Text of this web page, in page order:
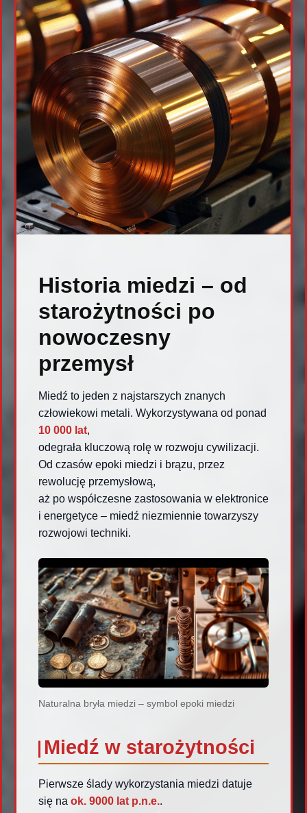
Historia miedzi – od
starożytności po
nowoczesny
przemysł
Miedź to jeden z najstarszych znanych
człowiekowi metali. Wykorzystywana od ponad
10 000 lat,
odegrała kluczową rolę w rozwoju cywilizacji.
Od czasów epoki miedzi i brązu, przez
rewolucję przemysłową,
aż po współczesne zastosowania w elektronice
i energetyce – miedź niezmiennie towarzyszy
rozwojowi techniki.
Naturalna bryła miedzi – symbol epoki miedzi
Miedź w starożytności
Pierwsze ślady wykorzystania miedzi datuje
się na ok. 9000 lat p.n.e..